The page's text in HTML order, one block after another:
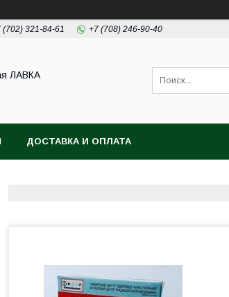
(702) 321-84-61 +7 (708) 246-90-40
ЛАВКА
ДОСТАВКА И ОПЛАТА